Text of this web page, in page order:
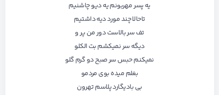
یه پسر مهربونم یه دیو چاشنیم
تاحالا چند مورد دیه داشتیم
تف سر بالاست دور من پر و
دیگه سر نمیکشم بت الکلو
نمیکنم حبس سر صبح دو گرم گلو
بغلم میده بوی مردمو
بی بادیگارد پلاسم تهرون